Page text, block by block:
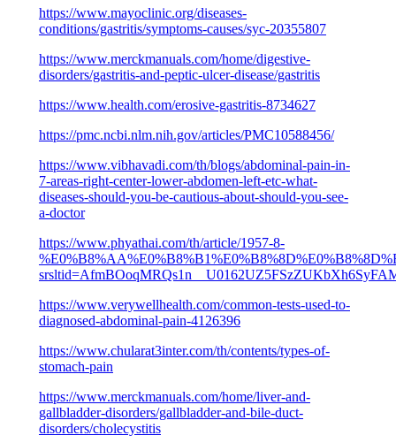
https://www.mayoclinic.org/diseases-
conditions/gastritis/symptoms-causes/syc-20355807
https://www.merckmanuals.com/home/digestive-
disorders/gastritis-and-peptic-ulcer-disease/gastritis
https://www.health.com/erosive-gastritis-8734627
https://pmc.ncbi.nlm.nih.gov/articles/PMC10588456/
https://www.vibhavadi.com/th/blogs/abdominal-pain-in-
7-areas-right-center-lower-abdomen-left-etc-what-
diseases-should-you-be-cautious-about-should-you-see-
a-doctor
https://www.phyathai.com/th/article/1957-8-
https://www.verywellhealth.com/common-tests-used-to-
diagnosed-abdominal-pain-4126396
https://www.chularat3inter.com/th/contents/types-of-
stomach-pain
https://www.merckmanuals.com/home/liver-and-
gallbladder-disorders/gallbladder-and-bile-duct-
disorders/cholecystitis